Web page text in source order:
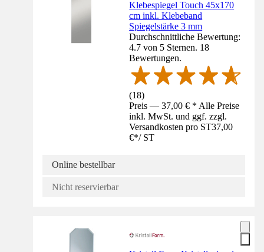
Klebespiegel Touch 45x170
cm inkl. Klebeband
Spiegelstärke 3 mm
Durchschnittliche Bewertung:
4.7 von 5 Sternen. 18
Bewertungen.
(18)
Preis — 37,00 € * Alle Preise
inkl. MwSt. und ggf. zzgl.
Versandkosten pro ST37,00
€*/ ST
Online bestellbar
Nicht reservierbar